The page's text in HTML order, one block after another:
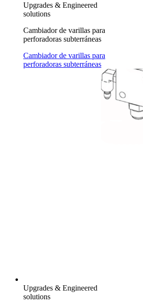
Upgrades & Engineered
solutions
Cambiador de varillas para
perforadoras subterráneas
Cambiador de varillas para
perforadoras subterráneas
Upgrades & Engineered
solutions